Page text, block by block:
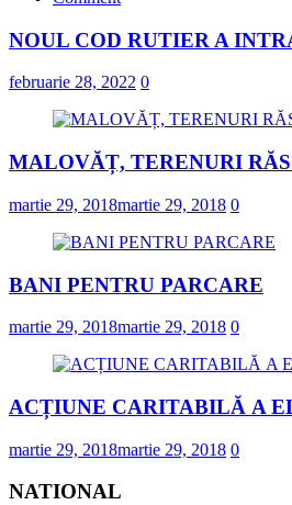
februarie 23, 2022
NOUL COD RUTIER A
februarie 28, 2022
NOUL COD RUTIER A
februarie 28, 2022 0
MALOVĂȚ, TERENURI
martie 29, 2018martie 29, 2018 0
BANI PENTRU PARCARE
martie 29, 2018martie 29, 2018 0
ACȚIUNE CARITABILĂ A
martie 29, 2018martie 29, 2018 0
NATIONAL